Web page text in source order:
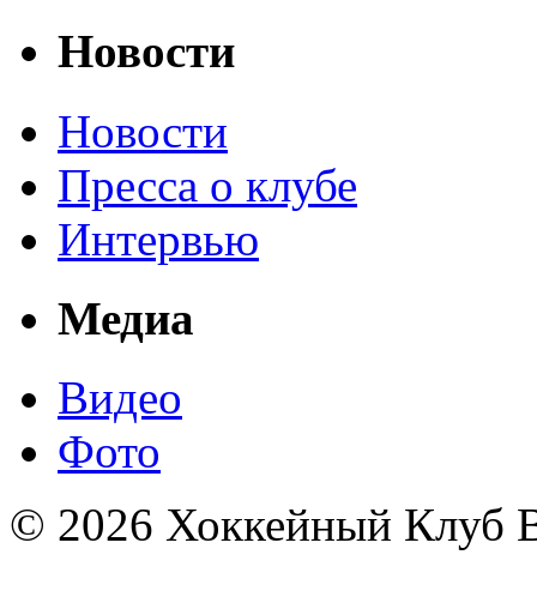
Новости
Новости
Пресса о клубе
Интервью
Медиа
Видео
Фото
© 2026 Хоккейный Клуб